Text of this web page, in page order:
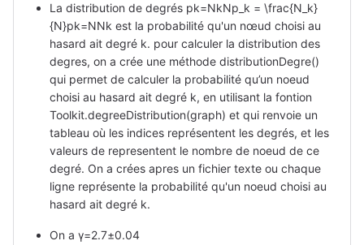
La distribution de degrés pk=NkNp_k = \frac{N_k}
{N}pk​=NNk​​ est la probabilité qu'un nœud choisi au
hasard ait degré k. pour calculer la distribution des
degres, on a crée une méthode distributionDegre()
qui permet de calculer la probabilité qu’un noeud
choisi au hasard ait degré k, en utilisant la fontion
Toolkit.degreeDistribution(graph) et qui renvoie un
tableau où les indices représentent les degrés, et les
valeurs de representent le nombre de noeud de ce
degré. On a crées apres un fichier texte ou chaque
ligne représente la probabilité qu'un noeud choisi au
hasard ait degré k.
On a γ=2.7±0.04